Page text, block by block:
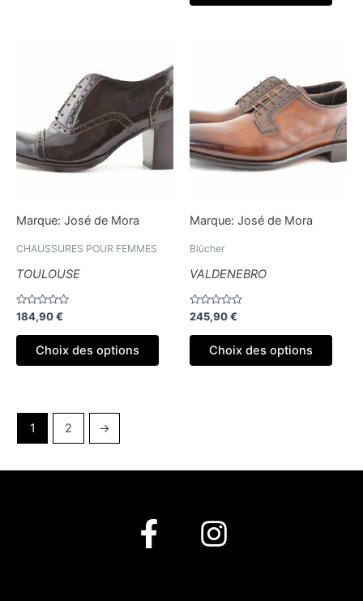
Marque: José de Mora
CHAUSSURES POUR FEMMES
TOULOUSE
Note
sur
184,90€
Choix des options
produit
a
plusieurs
variations.
options
choisies
produit
Marque: José de Mora
Blücher
VALDENEBRO
Note
sur
245,90€
Choix des options
a
Les
1 2 →
F
I